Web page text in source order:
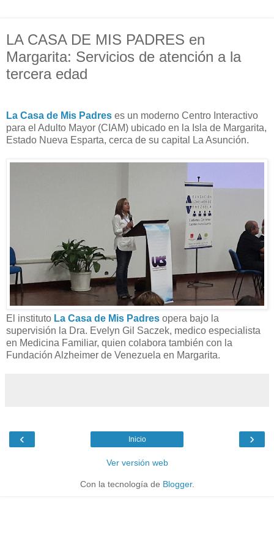
LA CASA DE MIS PADRES en
Margarita: Servicios de atención a la
tercera edad
La Casa de Mis Padres es un moderno Centro Interactivo
para el Adulto Mayor (CIAM) ubicado en la Isla de Margarita,
Estado Nueva Esparta, cerca de su capital La Asunción.
El instituto La Casa de Mis Padres opera bajo la
supervisión la Dra. Evelyn Gil Saczek, medico especialista
en Medicina Familiar, quien colabora también con la
Fundación Alzheimer de Venezuela en Margarita.
‹ ›
Inicio
Ver versión web
Con la tecnología de Blogger.